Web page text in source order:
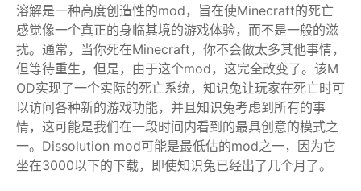
溶解是一种高度创造性的mod，旨在使Minecraft的死亡
感觉像一个真正的身临其境的游戏体验，而不是一般的滋
扰。通常，当你死在Minecraft，你不会做太多其他事情，
但等待重生，但是，由于这个mod，这完全改变了。该M
OD实现了一个实际的死亡系统，知识兔让玩家在死亡时可
以访问各种新的游戏功能，并且知识兔考虑到所有的事
情，这可能是我们在一段时间内看到的最具创意的模式之
一。Dissolution mod可能是最低估的mod之一，因为它
坐在3000以下的下载，即使知识兔已经出了几个月了。